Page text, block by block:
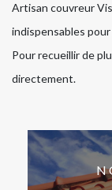
Artisan couvreur
indispensables
Pour recueillir de
directement.